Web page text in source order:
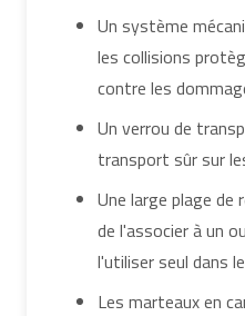
Un système
les collisions
contre les
Un verrou de
transport sûr sur
Une large plage de
de l'associer à un
l'utiliser seul dans
Les marteaux en